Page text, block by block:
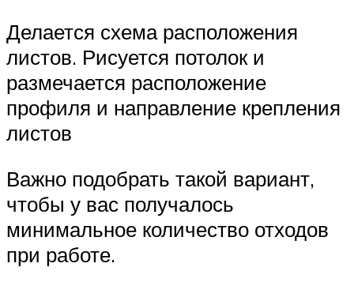
Делается схема расположения
листов. Рисуется потолок и
размечается расположение
профиля и направление крепления
листов
Важно подобрать такой вариант,
чтобы у вас получалось
минимальное количество отходов
при работе.